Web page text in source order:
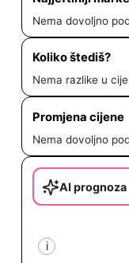
Nema dovoljno
Koliko štediš?
Nema razlike u
Promjena cijene
Nema dovoljno
AI prognoza
i